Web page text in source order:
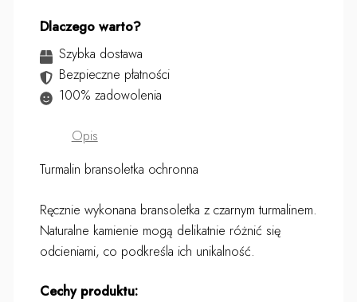
Dlaczego warto?
Szybka dostawa
Bezpieczne płatności
100% zadowolenia
Opis
Turmalin bransoletka ochronna
Ręcznie wykonana bransoletka z czarnym turmalinem.
Naturalne kamienie mogą delikatnie różnić się
odcieniami, co podkreśla ich unikalność.
Cechy produktu: